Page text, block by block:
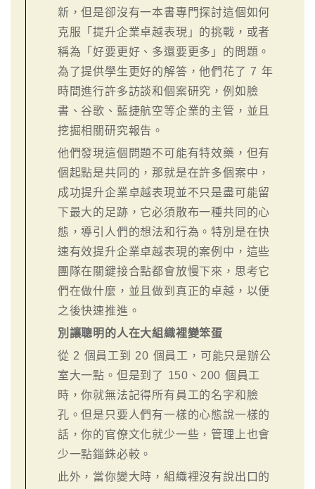
新，但是卻沒有一本書專門探討這個如何
克服「提升企業卓越表現」的挑戰，或者
稱為「好要更好、多還要更多」的問題。
為了提供學生更好的解答，他們花了 7 年
時間進行許多訪談和個案研究，例如臉
書、谷歌、藍捷航空等企業的主管，並且
挖掘相關研究報告。
他們發現這個問題不可能有特效藥，但有
個起點是共同的，那就是在許多個案中，
成功提升企業卓越表現並不只是盡可能留
下最大的足跡，它必須散布一種共同的心
態，導引人們的想法和行為。特別是在快
速有效提升企業卓越表現的案例中，這些
團隊在關鍵接合點都會放慢下來，思考它
們在做什麼，並且做到真正的卓越，以便
之後快速推進。
別讓聰明的人在大組織裡變笨蛋
從 2 個員工到 20 個員工，可能只是辦公
室大一點。但是到了 150、200 個員工
時，你就無法記得所有員工的名字和臉
孔。但是只要人們有一樣的心態說一樣的
話，你的官僚文化就少一些，管理上也會
少一點錙銖必較。
此外，當你變大時，組織裡沒有說出口的